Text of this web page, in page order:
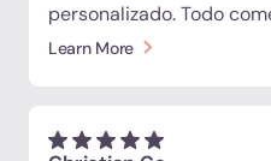
personalizado. Todo
integral que incluyó
Los médicos revisaron
Learn More